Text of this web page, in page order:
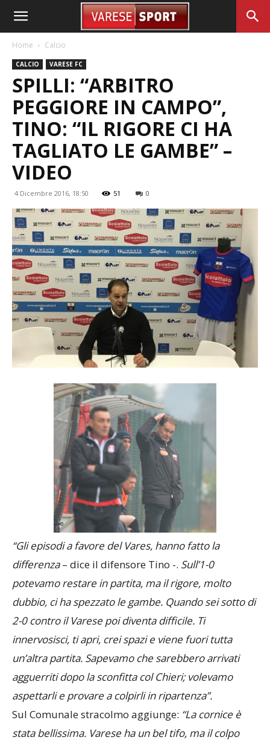
Home Calcio
CALCIO VARESE FC
SPILLI: “ARBITRO
PEGGIORE IN CAMPO”,
TINO: “IL RIGORE CI HA
TAGLIATO LE GAMBE” –
VIDEO
4 Dicembre 2016, 18:50 51 0
“Gli episodi a favore del Vares, hanno fatto la
differenza– dice il difensore Tino -. Sull’1-0
potevamo restare in partita, ma il rigore, molto
dubbio, ci ha spezzato le gambe. Quando sei sotto di
2-0 contro il Varese poi diventa difficile. Ti
innervosisci, ti apri, crei spazi e viene fuori tutta
un’altra partita. Sapevamo che sarebbero arrivati
agguerriti dopo la sconfitta col Chieri; volevamo
aspettarli e provare a colpirli in ripartenza”.
Sul Comunale stracolmo aggiunge: “La cornice è
stata bellissima. Varese ha un bel tifo, ma il colpo